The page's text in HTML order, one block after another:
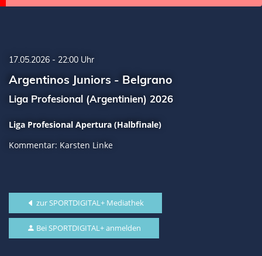
17.05.2026 - 22:00 Uhr
Argentinos Juniors - Belgrano
Liga Profesional (Argentinien) 2026
Liga Profesional Apertura (Halbfinale)
Kommentar: Karsten Linke
zur SPORTDIGITAL+ Mediathek
Bei SPORTDIGITAL+ anmelden